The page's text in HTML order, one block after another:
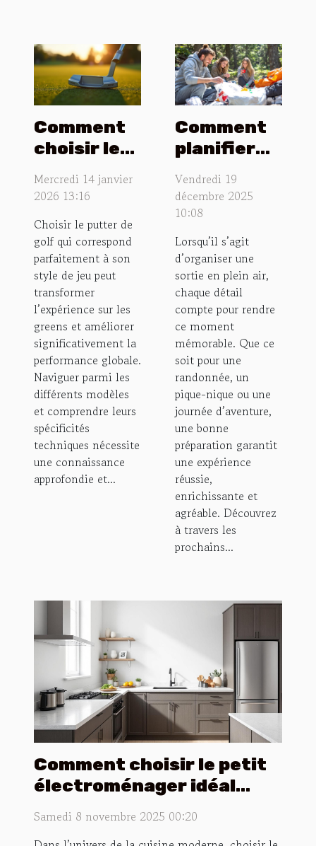
Comment
choisir le
putter de
golf idéal
style de jeu
?
Mercredi 14 janvier
2026 13:16
Choisir le putter de
golf qui correspond
parfaitement à son
style de jeu peut
transformer
l’expérience sur les
greens et améliorer
significativement la
performance globale.
Naviguer parmi les
différents modèles
et comprendre leurs
spécificités
techniques nécessite
une connaissance
approfondie et...
Comment
planifier
une sortie
en plein air
inoubliable
?
Vendredi 19
décembre 2025
10:08
Lorsqu’il s’agit
d’organiser une
sortie en plein air,
chaque détail
compte pour rendre
ce moment
mémorable. Que ce
soit pour une
randonnée, un
pique-nique ou une
journée d’aventure,
une bonne
préparation garantit
une expérience
réussie,
enrichissante et
agréable. Découvrez
à travers les
prochains...
Comment choisir le petit
électroménager idéal
pour votre cuisine ?
Samedi 8 novembre 2025 00:20